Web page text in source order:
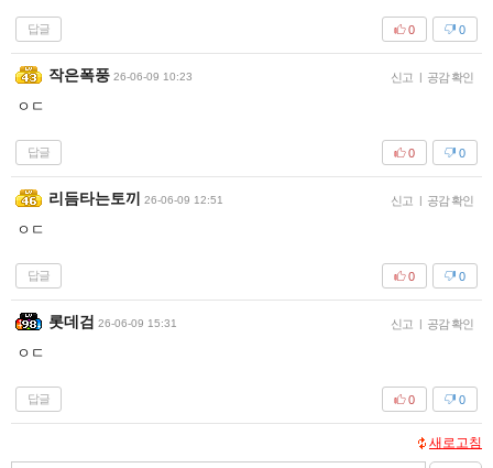
답글 0
0
작은폭풍 26-06-09 10:23 신고 | 공감 확인
ㅇㄷ
답글 0
0
리듬타는토끼 26-06-09 12:51 신고 | 공감 확인
ㅇㄷ
답글 0
0
롯데검 26-06-09 15:31 신고 | 공감 확인
ㅇㄷ
답글 0
0
새로고침